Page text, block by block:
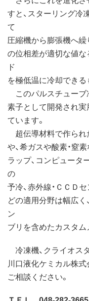
すと、スターリング冷
て
圧縮機から膨張機へ
の位相差が適切な値
ド
を極低温に冷却できる
このパルスチューブ
素子として開発され
ています。
超伝導材料で作られ
や、希ガスや酸素・窒
ラップ、コンピュータ
の
予冷、赤外線・ＣＣＤ
どの適用分野は幅広
ン
ブリを含めたカスタム
冷凍機、クライオス
川口液化ケミカル株
ご相談ください。